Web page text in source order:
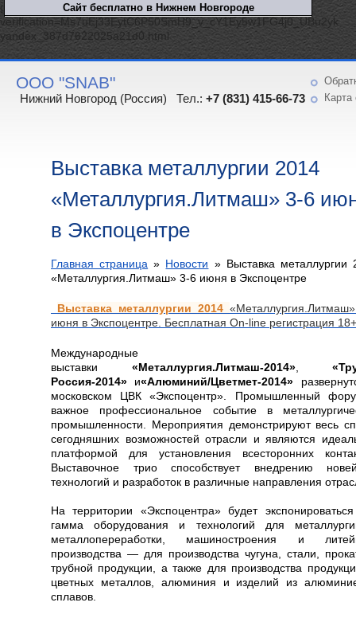
google-site-
verification=Ms7uEj33EytC6P50SmH9_v_cY1Ey5w1FG4j0_UBu2yk
yandex_387d7622025a21d0.html
ООО "SNAB"
Нижний Новгород (Россия) Тел.: +7 (831) 415-66-73
Карта
Выставка металлургии 2014
«Металлургия.Литмаш» 3-6
в Экспоцентре
Главная страница » Новости »Выставка металлургии
«Металлургия.Литмаш» 3-6 июня в Экспоцентре
Выставка металлургии 2014
июня в Экспоцентре. Бесплатная Оn-line регистрация 18+
Международные
выставки «Металлургия.Литмаш-2014»,
Россия-2014» и«Алюминий/Цветмет-2014»
московском ЦВК «Экспоцентр». Промышленный
важное профессиональное событие в
промышленности. Мероприятия демонстрируют весь
сегодняшних возможностей отрасли и являются
платформой для установления всесторонних
Выставочное трио способствует внедрению
технологий и разработок в различные направления
На территории «Экспоцентра» будет
гамма оборудования и технологий для
металлопереработки, машиностроения и
производства — для производства чугуна, стали,
трубной продукции, а также для производства
цветных металлов, алюминия и изделий из
сплавов.